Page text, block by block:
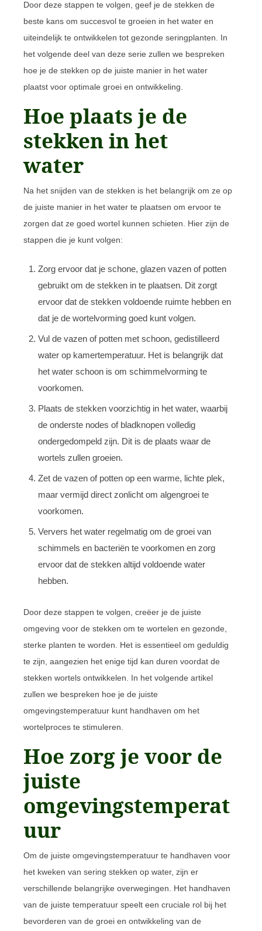
Door deze stappen te volgen, geef je de stekken de
beste kans om succesvol te groeien in het water en
uiteindelijk te ontwikkelen tot gezonde seringplanten. In
het volgende deel van deze serie zullen we bespreken
hoe je de stekken op de juiste manier in het water
plaatst voor optimale groei en ontwikkeling.
Hoe plaats je de
stekken in het
water
Na het snijden van de stekken is het belangrijk om ze op
de juiste manier in het water te plaatsen om ervoor te
zorgen dat ze goed wortel kunnen schieten. Hier zijn de
stappen die je kunt volgen:
Zorg ervoor dat je schone, glazen vazen of potten
gebruikt om de stekken in te plaatsen. Dit zorgt
ervoor dat de stekken voldoende ruimte hebben en
dat je de wortelvorming goed kunt volgen.
Vul de vazen of potten met schoon, gedistilleerd
water op kamertemperatuur. Het is belangrijk dat
het water schoon is om schimmelvorming te
voorkomen.
Plaats de stekken voorzichtig in het water, waarbij
de onderste nodes of bladknopen volledig
ondergedompeld zijn. Dit is de plaats waar de
wortels zullen groeien.
Zet de vazen of potten op een warme, lichte plek,
maar vermijd direct zonlicht om algengroei te
voorkomen.
Ververs het water regelmatig om de groei van
schimmels en bacteriën te voorkomen en zorg
ervoor dat de stekken altijd voldoende water
hebben.
Door deze stappen te volgen, creëer je de juiste
omgeving voor de stekken om te wortelen en gezonde,
sterke planten te worden. Het is essentieel om geduldig
te zijn, aangezien het enige tijd kan duren voordat de
stekken wortels ontwikkelen. In het volgende artikel
zullen we bespreken hoe je de juiste
omgevingstemperatuur kunt handhaven om het
wortelproces te stimuleren.
Hoe zorg je voor de
juiste
omgevingstemperat
uur
Om de juiste omgevingstemperatuur te handhaven voor
het kweken van sering stekken op water, zijn er
verschillende belangrijke overwegingen. Het handhaven
van de juiste temperatuur speelt een cruciale rol bij het
bevorderen van de groei en ontwikkeling van de